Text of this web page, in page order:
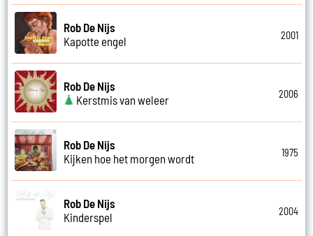
Rob De Nijs
Kapotte engel
2001
Rob De Nijs
Kerstmis van weleer
2006
Rob De Nijs
Kijken hoe het morgen wordt
1975
Rob De Nijs
Kinderspel
2004